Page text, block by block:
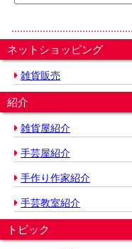
ネットショッピング
雑貨販売
紹介
雑貨屋紹介
手芸屋紹介
手作り作家紹介
手芸教室紹介
トピック